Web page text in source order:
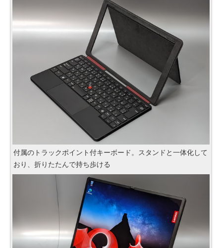
付属のトラックポイント付キーボード。スタンドと一体化して
おり、折りたたんで持ち歩ける